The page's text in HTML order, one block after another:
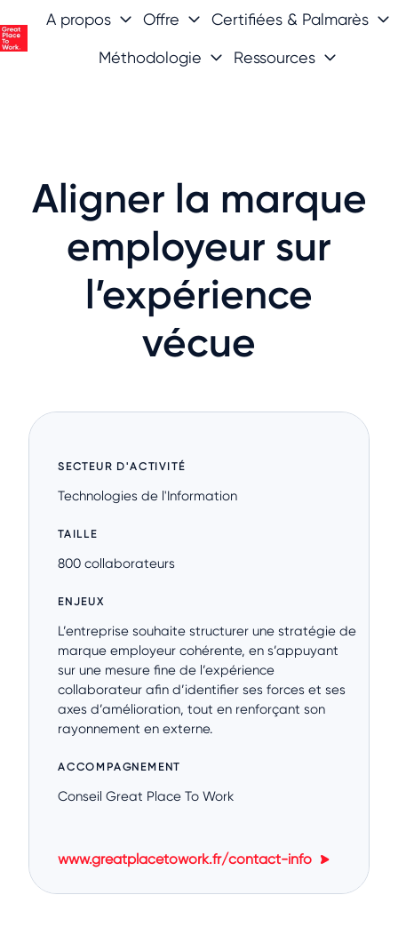
A propos Offre Certifiées & Palmarès
Méthodologie Ressources
Aligner la marque
employeur sur
l’expérience
vécue
SECTEUR D'ACTIVITÉ
Technologies de l'Information
TAILLE
800 collaborateurs
ENJEUX
L’entreprise souhaite structurer une stratégie de
marque employeur cohérente, en s’appuyant
sur une mesure fine de l’expérience
collaborateur afin d’identifier ses forces et ses
axes d’amélioration, tout en renforçant son
rayonnement en externe.
ACCOMPAGNEMENT
Conseil Great Place To Work
www.greatplacetowork.fr/contact-info